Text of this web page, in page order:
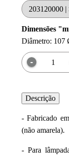
Dimensões
Diâmetro: 107
Descrição
- Fabricado
(não amarela).
- Para